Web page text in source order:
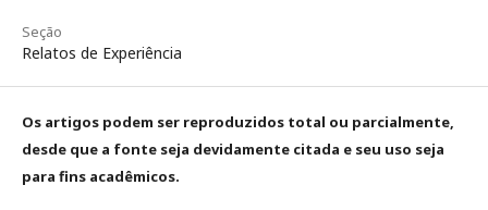
Seção
Relatos de Experiência
Os artigos podem ser reproduzidos total ou parcialmente,
desde que a fonte seja devidamente citada e seu uso seja
para fins acadêmicos.